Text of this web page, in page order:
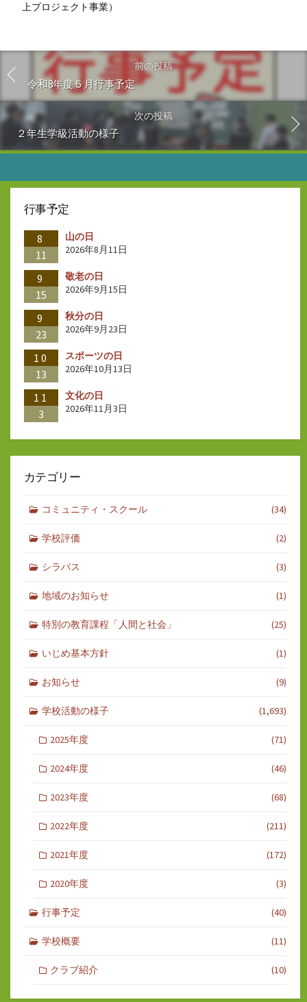
上プロジェクト事業）
前の投稿
令和8年度５月行事予定
次の投稿
２年生学級活動の様子
行事予定
8
11
山の日
2026年8月11日
9
15
敬老の日
2026年9月15日
9
23
秋分の日
2026年9月23日
10
13
スポーツの日
2026年10月13日
11
3
文化の日
2026年11月3日
カテゴリー
コミュニティ・スクール (34)
学校評価 (2)
シラバス (3)
地域のお知らせ (1)
特別の教育課程「人間と社会」 (25)
いじめ基本方針 (1)
お知らせ (9)
学校活動の様子 (1,693)
2025年度 (71)
2024年度 (46)
2023年度 (68)
2022年度 (211)
2021年度 (172)
2020年度 (3)
行事予定 (40)
学校概要 (11)
クラブ紹介 (10)